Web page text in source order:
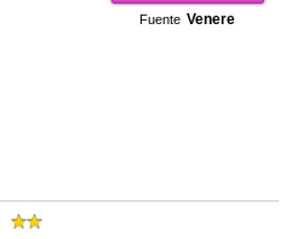
Fuente Venere